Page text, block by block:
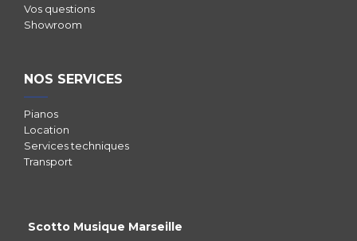
Vos questions
Showroom
NOS SERVICES
Pianos
Location
Services techniques
Transport
Scotto Musique Marseille